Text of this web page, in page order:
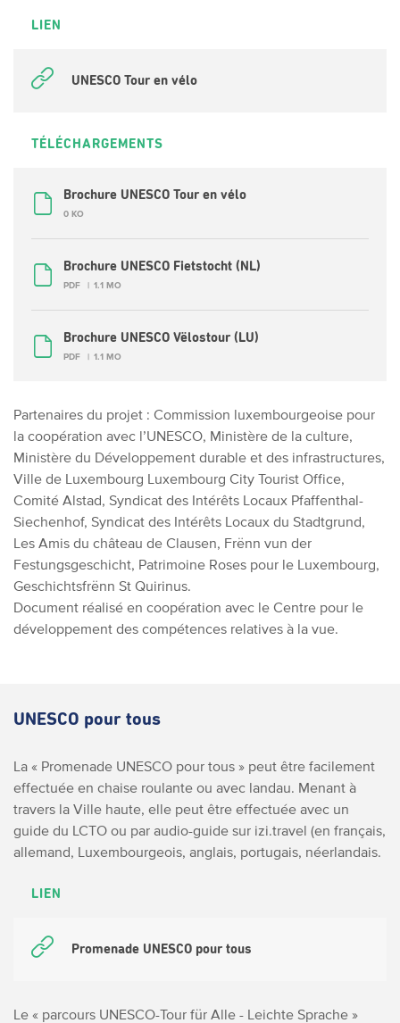
LIEN
UNESCO Tour en vélo
TÉLÉCHARGEMENTS
Brochure UNESCO Tour en vélo
0 KO
Brochure UNESCO Fietstocht (NL)
PDF 1.1 MO
Brochure UNESCO Vëlostour (LU)
PDF 1.1 MO
Partenaires du projet : Commission luxembourgeoise pour
la coopération avec l’UNESCO, Ministère de la culture,
Ministère du Développement durable et des infrastructures,
Ville de Luxembourg Luxembourg City Tourist Office,
Comité Alstad, Syndicat des Intérêts Locaux Pfaffenthal-
Siechenhof, Syndicat des Intérêts Locaux du Stadtgrund,
Les Amis du château de Clausen, Frënn vun der
Festungsgeschicht, Patrimoine Roses pour le Luxembourg,
Geschichtsfrënn St Quirinus.
Document réalisé en coopération avec le Centre pour le
développement des compétences relatives à la vue.
UNESCO pour tous
La « Promenade UNESCO pour tous » peut être facilement
effectuée en chaise roulante ou avec landau. Menant à
travers la Ville haute, elle peut être effectuée avec un
guide du LCTO ou par audio-guide sur izi.travel (en français,
allemand, Luxembourgeois, anglais, portugais, néerlandais.
LIEN
Promenade UNESCO pour tous
Le « parcours UNESCO-Tour für Alle - Leichte Sprache »